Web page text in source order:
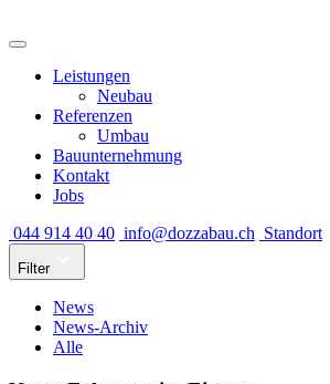
Leistungen
Neubau
Referenzen
Umbau
Bauunternehmung
Kontakt
Jobs
044 914 40 40 info@dozzabau.ch Standort
Filter
News
News-Archiv
Alle